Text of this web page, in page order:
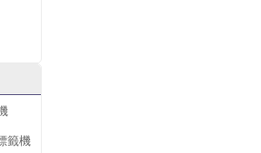
籤機